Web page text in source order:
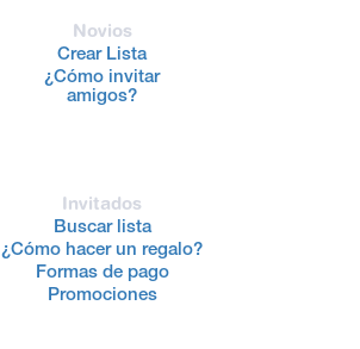
Novios
Crear Lista
¿Cómo invitar
amigos?
Invitados
Buscar lista
¿Cómo hacer un regalo?
Formas de pago
Promociones